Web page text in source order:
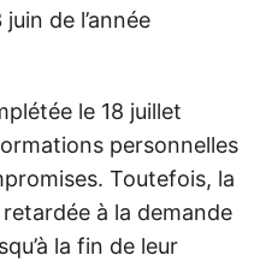
de l’année
le 18 juillet
personnelles
Toutefois, la
à la demande
la fin de leur